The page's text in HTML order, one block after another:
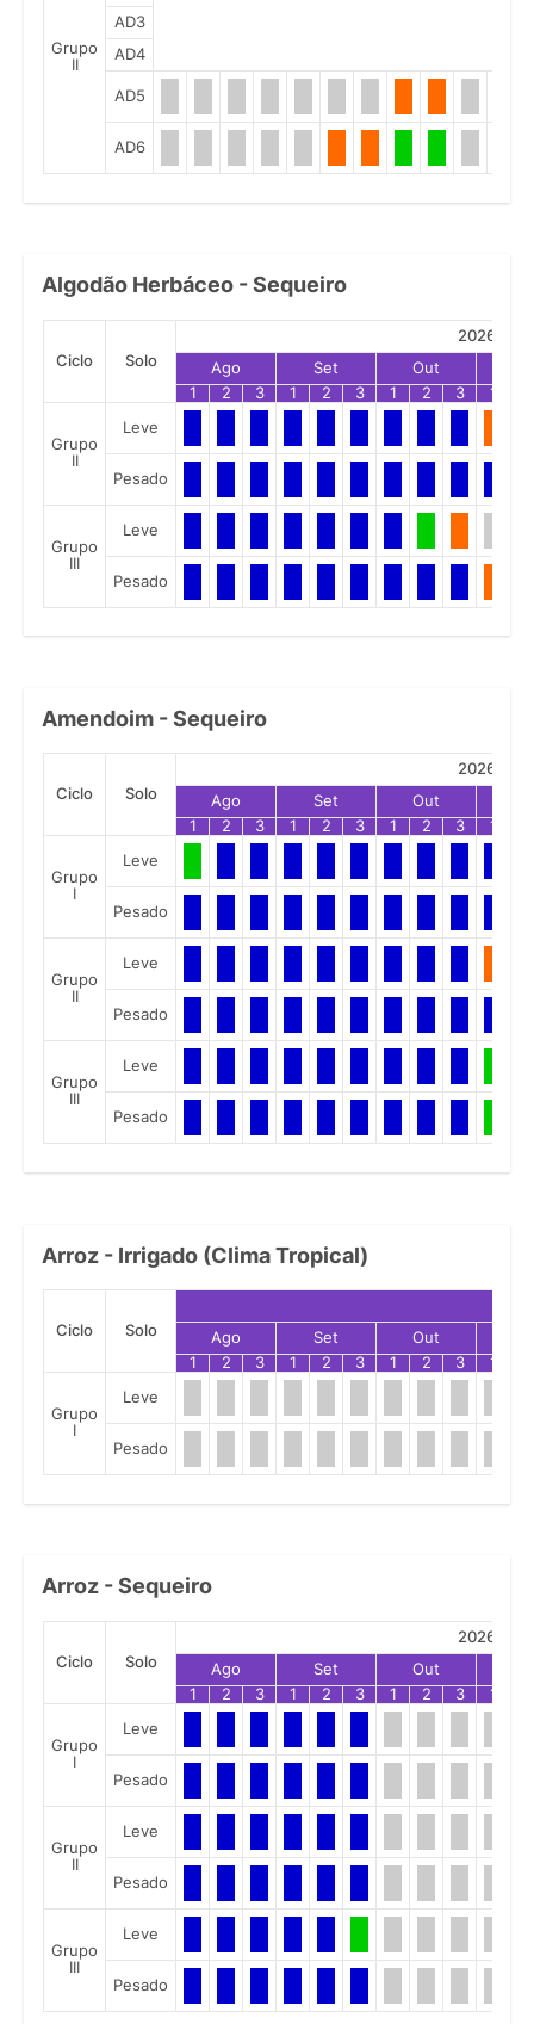
Grupo
II
AD3
AD4
AD5
AD6
Algodão Herbáceo - Sequeiro
Ciclo Solo
2026
Ago
Set Out
1
2 3 1 2 3 1 2 3 1
Grupo
II
Leve
Pesado
Grupo
III
Leve
Pesado
Amendoim - Sequeiro
Ciclo Solo
2026
Ago
Set Out
1
2 3 1 2 3 1 2 3 1
Grupo
I
Leve
Pesado
Grupo
II
Leve
Pesado
Grupo
III
Leve
Pesado
Arroz - Irrigado (Clima Tropical)
Ciclo Solo Ago Set Out
1
2 3 1 2 3 1 2 3 1
Grupo
I
Leve
Pesado
Arroz - Sequeiro
Ciclo Solo
2026
Ago
Set Out
1
2 3 1 2 3 1 2 3 1
Grupo
I
Leve
Pesado
Grupo
II
Leve
Pesado
Grupo
III
Leve
Pesado